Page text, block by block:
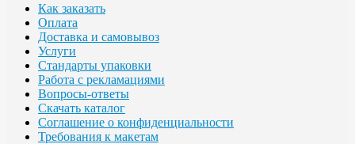
Как заказать
Оплата
Доставка и самовывоз
Услуги
Стандарты упаковки
Работа с рекламациями
Вопросы-ответы
Скачать каталог
Соглашение о конфиденциальности
Требования к макетам